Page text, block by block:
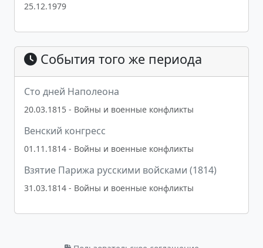
25.12.1979
События того же периода
Сто дней Наполеона
20.03.1815 - Войны и военные конфликты
Венский конгресс
01.11.1814 - Войны и военные конфликты
Взятие Парижа русскими войсками (1814)
31.03.1814 - Войны и военные конфликты